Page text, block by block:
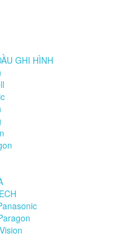
GHI HÌNH